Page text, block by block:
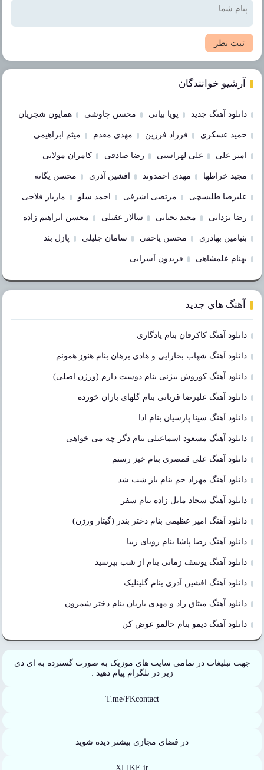
ثبت نظر
آرشیو خوانندگان
دانلود آهنگ جدید پویا بیاتی محسن چاوشی همایون شجریان
حمید عسکری فرزاد فرزین مهدی مقدم میثم ابراهیمی
امیر علی علی لهراسبی رضا صادقی کامران مولایی
مجید خراطها مهدی احمدوند افشین آذری محسن یگانه
علیرضا طلیسچی مرتضی اشرفی احمد سلو مازیار فلاحی
رضا یزدانی مجید یحیایی سالار عقیلی محسن ابراهیم زاده
بنیامین بهادری محسن یاحقی سامان جلیلی پازل بند
بهنام علمشاهی فریدون آسرایی
آهنگ های جدید
دانلود آهنگ کاکرفان بنام یادگاری
دانلود آهنگ شهاب بخارایی و هادی برهان بنام هنوز همونم
دانلود آهنگ کوروش بیژنی بنام دوست دارم (ورژن اصلی)
دانلود آهنگ علیرضا قربانی بنام گلهای باران خورده
دانلود آهنگ سینا پارسیان بنام ادا
دانلود آهنگ مسعود اسماعیلی بنام دگر چه می خواهی
دانلود آهنگ علی قمصری بنام خیز رستم
دانلود آهنگ مهراد جم بنام باز شب شد
دانلود آهنگ سجاد مایل زاده بنام سفر
دانلود آهنگ امیر عظیمی بنام دختر بندر (گیتار ورژن)
دانلود آهنگ رضا پاشا بنام رویای زیبا
دانلود آهنگ یوسف زمانی بنام از شب بپرسید
دانلود آهنگ افشین آذری بنام گلینلیک
دانلود آهنگ میثاق راد و مهدی یاریان بنام دختر شمرون
دانلود آهنگ دیمو بنام حالمو عوض کن
جهت تبلیغات در تمامی سایت های موزیک به صورت گسترده به ای دی
زیر در تلگرام پیام دهید :
T.me/FKcontact
در فضای مجازی بیشتر دیده شوید
XLIKE.ir